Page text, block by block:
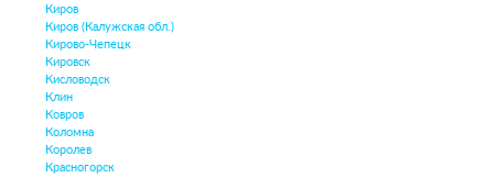
Киров
Киров (Калужская обл.)
Кирово-Чепецк
Кировск
Кисловодск
Клин
Ковров
Коломна
Королев
Красногорск